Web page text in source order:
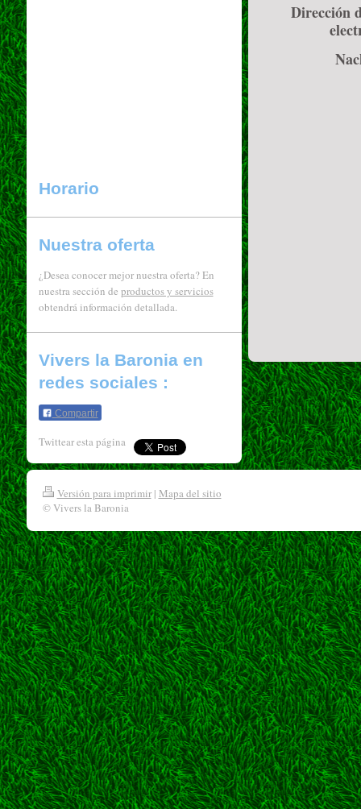
Dirección
Horario
Nuestra oferta
¿Desea conocer mejor nuestra oferta? En
nuestra sección de productos y servicios
obtendrá información detallada.
Vivers la Baronia en
redes sociales :
Compartir
Twittear esta página
Versión para imprimir | Mapa del sitio
© Vivers la Baronia